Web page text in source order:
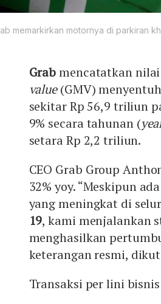
memarkirkan motornya di parkiran
Grabmencatatkan
value(GMV)
sekitar Rp 56,9 triliun
9% secara tahunan (
setara Rp 2,2 triliun.
CEO Grab Group
32% yoy. “Meskipun ada
yang meningkat di
19, kami menjalankan
menghasilkan
keterangan resmi,
Transaksi per lini